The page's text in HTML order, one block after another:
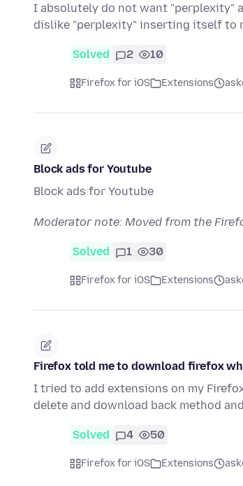
I absolutely do not want "perplexity"
dislike "perplexity" inserting itself to
Solved 2 10
Firefox for iOS Extensions
Block ads for Youtube
Block ads for Youtube
Moderator note: Moved from the
Solved 1 30
Firefox for iOS Extensions
Firefox told me to download firefox
I tried to add extensions on my
delete and download back method
Solved 4 50
Firefox for iOS Extensions